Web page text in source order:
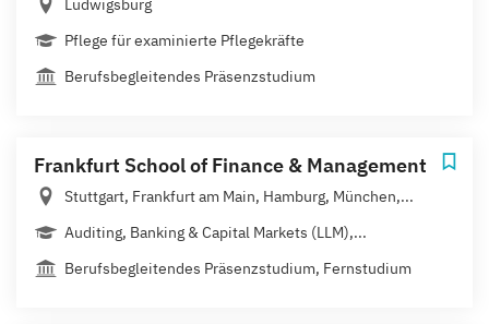
Ludwigsburg
Pflege für examinierte Pflegekräfte
Berufsbegleitendes Präsenzstudium
Frankfurt School of Finance & Management
Stuttgart, Frankfurt am Main, Hamburg, München,...
Auditing, Banking & Capital Markets (LLM),...
Berufsbegleitendes Präsenzstudium, Fernstudium